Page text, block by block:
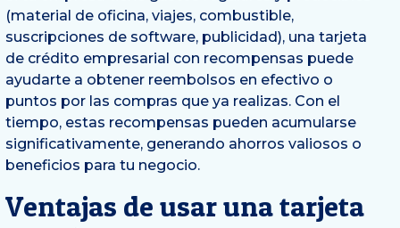
(material de oficina, viajes, combustible,
suscripciones de software, publicidad), una tarjeta
de crédito empresarial con recompensas puede
ayudarte a obtener reembolsos en efectivo o
puntos por las compras que ya realizas. Con el
tiempo, estas recompensas pueden acumularse
significativamente, generando ahorros valiosos o
beneficios para tu negocio.
Ventajas de usar una tarjeta